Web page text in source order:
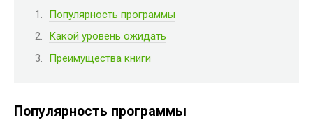
Популярность программы
Какой уровень ожидать
Преимущества книги
Популярность программы